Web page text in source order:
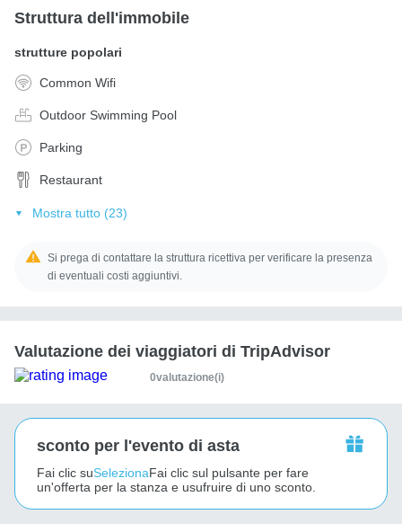
Struttura dell'immobile
strutture popolari
Common Wifi
Outdoor Swimming Pool
Parking
Restaurant
Mostra tutto (23)
Si prega di contattare la struttura ricettiva per verificare la presenza
di eventuali costi aggiuntivi.
Valutazione dei viaggiatori di TripAdvisor
0valutazione(i)
sconto per l'evento di asta
Fai clic suSelezionaFai clic sul pulsante per fare
un'offerta per la stanza e usufruire di uno sconto.